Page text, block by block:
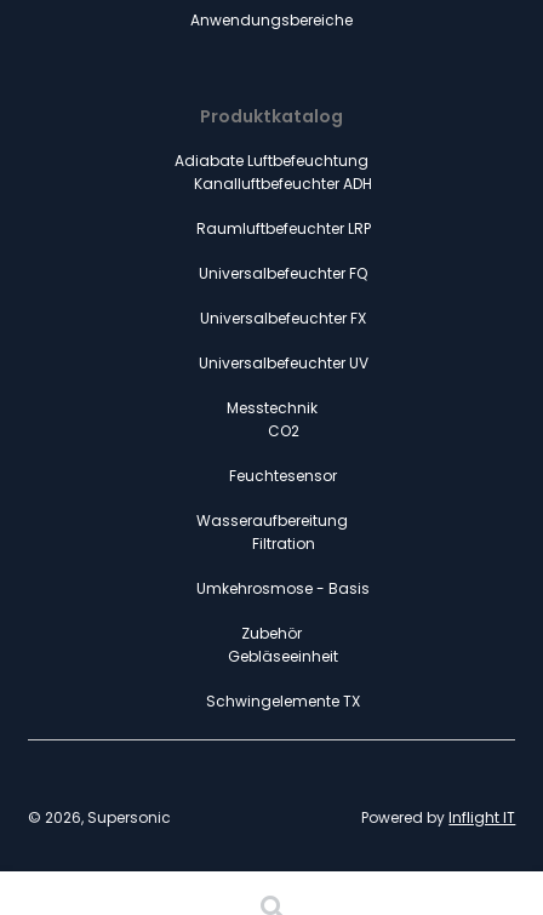
Anwendungsbereiche
Produktkatalog
Adiabate Luftbefeuchtung
Kanalluftbefeuchter ADH
Raumluftbefeuchter LRP
Universalbefeuchter FQ
Universalbefeuchter FX
Universalbefeuchter UV
Messtechnik
CO2
Feuchtesensor
Wasseraufbereitung
Filtration
Umkehrosmose - Basis
Zubehör
Gebläseeinheit
Schwingelemente TX
© 2026, Supersonic Powered byInflight IT